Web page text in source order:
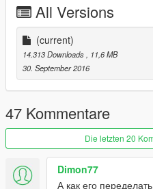
All Versions
(current)
14.313 Downloads
, 11,6 MB
30. September 2016
47 Kommentare
Die letzten 20
Dimon77
А как его